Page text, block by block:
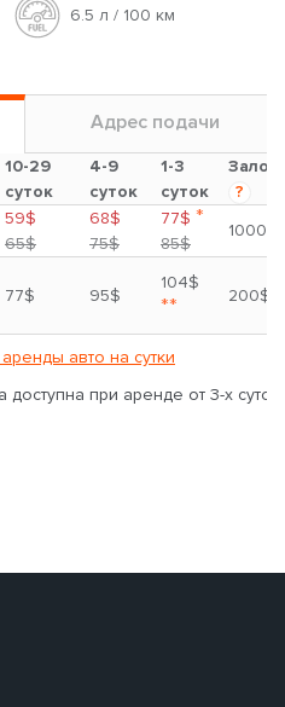
6.5 л / 100 км
Адрес подачи
10-29
суток
4-9
суток
1-3
суток
Залог
?
59$
65$
68$
75$
77$ *
85$
1000$
77$ 95$
104$
** 200$
авто на сутки
при аренде от 3-х суток